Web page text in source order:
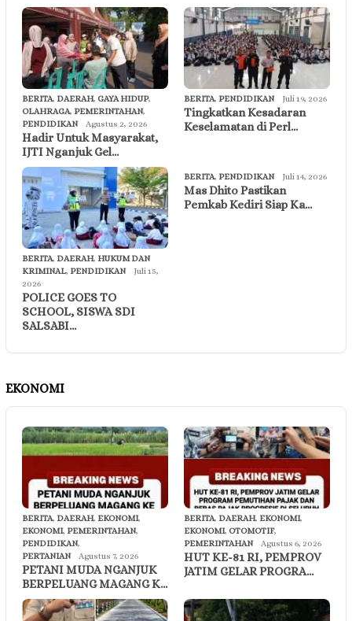
BERITA, DAERAH, GAYA HIDUP,
OLAHRAGA, PEMERINTAHAN,
PENDIDIKAN
Agustus 2, 2026
Hadir Untuk Masyarakat,
IJTI Nganjuk Gel…
BERITA, PENDIDIKAN Juli 19, 2026
Tingkatkan Kesadaran
Keselamatan di Perl…
BERITA, DAERAH, HUKUM DAN
KRIMINAL, PENDIDIKAN
Juli 15,
2026
POLICE GOES TO
SCHOOL, SISWA SDI
SALSABI…
BERITA, PENDIDIKAN Juli 14, 2026
Mas Dhito Pastikan
Pemkab Kediri Siap Ka…
EKONOMI
BERITA, DAERAH, EKONOMI,
EKONOMI, PEMERINTAHAN,
PENDIDIKAN,
PERTANIAN
Agustus 7, 2026
PETANI MUDA NGANJUK
BERPELUANG MAGANG K…
BERITA, DAERAH, EKONOMI,
EKONOMI, OTOMOTIF,
PEMERINTAHAN
Agustus 6, 2026
HUT KE-81 RI, PEMPROV
JATIM GELAR PROGRA…